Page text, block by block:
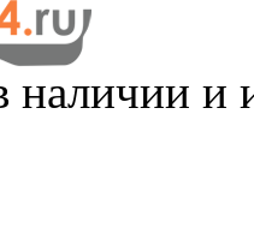
наличии и